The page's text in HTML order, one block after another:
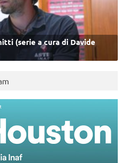
(serie a cura di Davide